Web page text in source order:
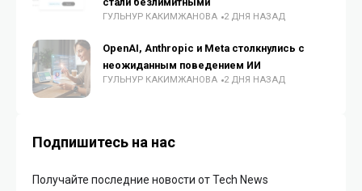
ГУЛЬНУР КАКИМЖАНОВА 2 ДНЯ НАЗАД
OpenAI, Anthropic и Meta столкнулись с
неожиданным поведением ИИ
ГУЛЬНУР КАКИМЖАНОВА 2 ДНЯ НАЗАД
Подпишитесь на нас
Получайте последние новости от Tech News